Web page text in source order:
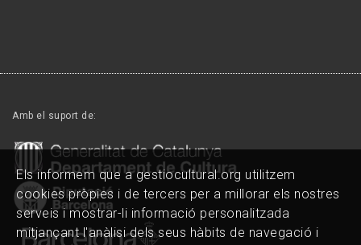
Amb el suport de:
Els informem que a gestiocultural.org utilitzem
cookies pròpies i de tercers per a millorar els nostres
serveis i mostrar-li informació personalitzada
mitjançant l'anàlisi dels seus hàbits de navegació i